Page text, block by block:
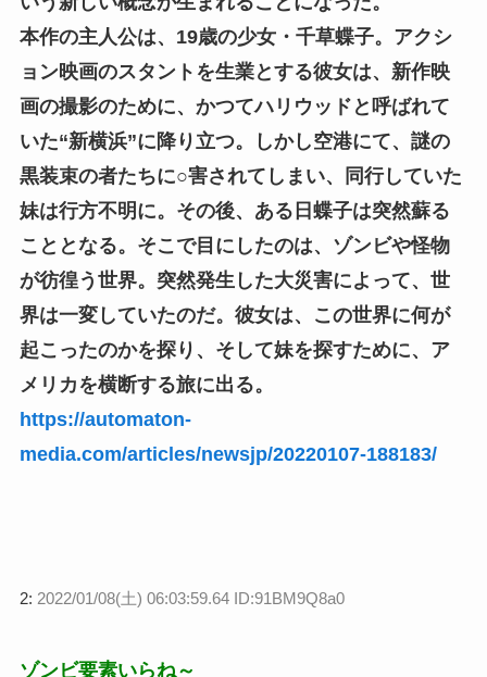
本作の主人公は、19歳の少女・千草蝶子。アクシ
ョン映画のスタントを生業とする彼女は、新作映
画の撮影のために、かつてハリウッドと呼ばれて
いた“新横浜”に降り立つ。しかし空港にて、謎の
黒装束の者たちに○害されてしまい、同行していた
妹は行方不明に。その後、ある日蝶子は突然蘇る
こととなる。そこで目にしたのは、ゾンビや怪物
が彷徨う世界。突然発生した大災害によって、世
界は一変していたのだ。彼女は、この世界に何が
起こったのかを探り、そして妹を探すために、ア
メリカを横断する旅に出る。
https://automaton-
media.com/articles/newsjp/20220107-188183/
2: 2022/01/08(土) 06:03:59.64 ID:91BM9Q8a0
ゾンビ要素いらね～